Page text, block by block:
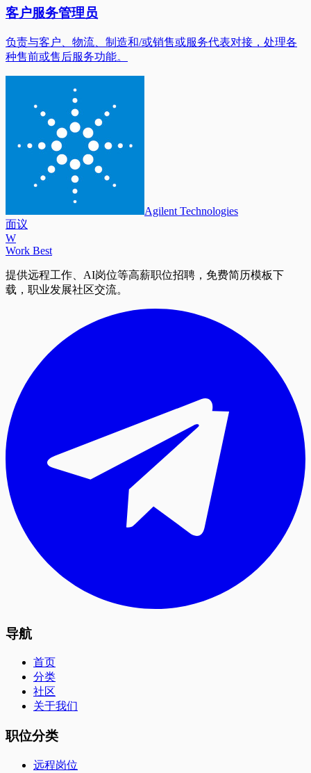
客户服务管理员
负责与客户、物流、制造和/或销售或服务代表对接，处理各
种售前或售后服务功能。
Agilent Technologies
面议
W
Work Best
提供远程工作、AI岗位等高薪职位招聘，免费简历模板下
载，职业发展社区交流。
导航
首页
分类
社区
关于我们
职位分类
远程岗位